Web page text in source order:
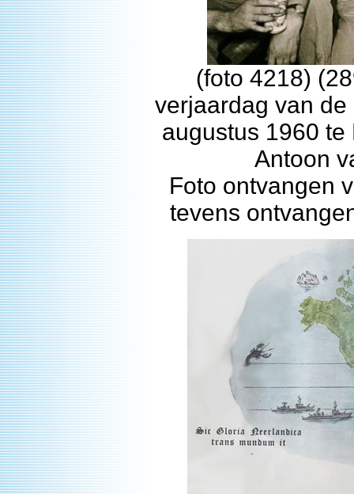
(foto 4218)
verjaardag van
augustus 1960 te
Antoon
Foto ontvangen
tevens